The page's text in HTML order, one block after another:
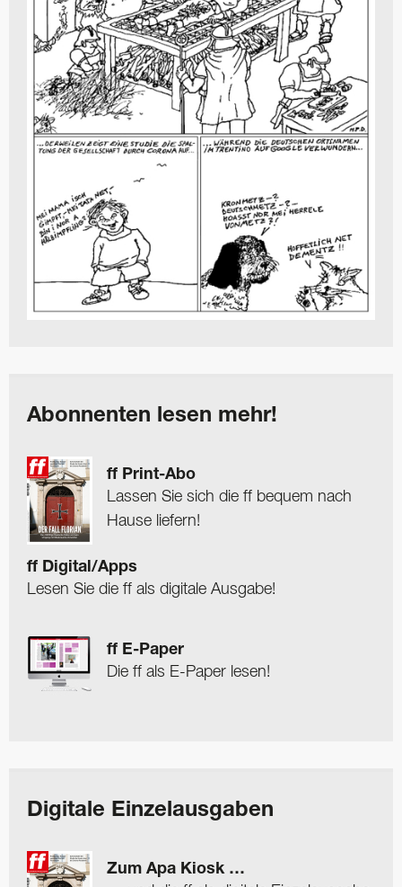
Abonnenten lesen mehr!
ff Print-Abo
Lassen Sie sich die ff bequem nach
Hause liefern!
ff Digital/Apps
Lesen Sie die ff als digitale Ausgabe!
ff E-Paper
Die ff als E-Paper lesen!
Digitale Einzelausgaben
Zum Apa Kiosk …